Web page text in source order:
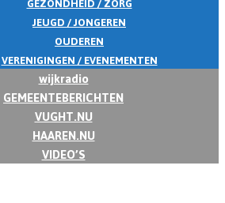
JEUGD / JONGEREN
OUDEREN
VERENIGINGEN / EVENEMENTEN
wijkradio
GEMEENTEBERICHTEN
VUGHT.NU
HAAREN.NU
VIDEO’S